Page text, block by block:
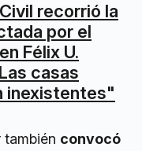
recorrió la
por el
Félix U.
casas
inexistentes"
también convocó